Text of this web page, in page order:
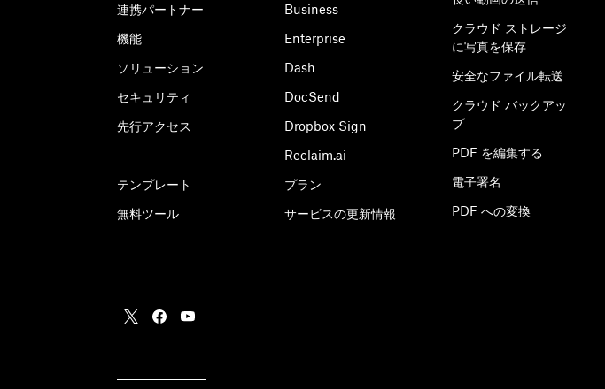
連携パートナー
機能
ソリューション
セキュリティ
先行アクセス
テンプレート
無料ツール
Business
Enterprise
Dash
DocSend
Dropbox Sign
Reclaim.ai
プラン
サービスの更新情報
クラウド ストレージ
に写真を保存
安全なファイル転送
クラウド バックアッ
プ
PDF を編集する
電子署名
PDF への変換